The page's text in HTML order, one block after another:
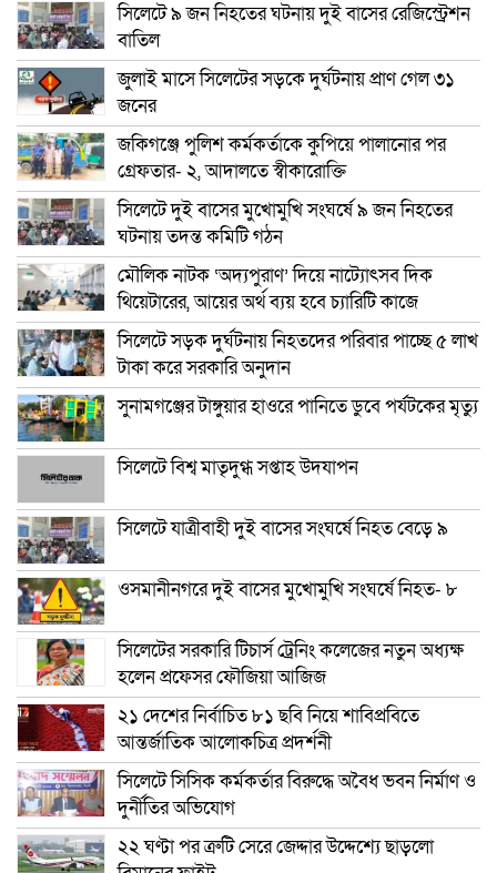
সিলেটে ৯ জন নিহতের ঘটনায় দুই বাসের রেজিস্ট্রেশন
বাতিল
জুলাই মাসে সিলেটের সড়কে দুর্ঘটনায় প্রাণ গেল ৩১
জনের
জকিগঞ্জে পুলিশ কর্মকর্তাকে কুপিয়ে পালানোর পর
গ্রেফতার- ২, আদালতে স্বীকারোক্তি
সিলেটে দুই বাসের মুখোমুখি সংঘর্ষে ৯ জন নিহতের
ঘটনায় তদন্ত কমিটি গঠন
মৌলিক নাটক ‘অদ্যপুরাণ’ দিয়ে নাট্যোৎসব দিক
থিয়েটারের, আয়ের অর্থ ব্যয় হবে চ্যারিটি কাজে
সিলেটে সড়ক দুর্ঘটনায় নিহতদের পরিবার পাচ্ছে ৫ লাখ
টাকা করে সরকারি অনুদান
সুনামগঞ্জের টাঙ্গুয়ার হাওরে পানিতে ডুবে পর্যটকের মৃত্যু
সিলেটে বিশ্ব মাতৃদুগ্ধ সপ্তাহ উদযাপন
সিলেটে যাত্রীবাহী দুই বাসের সংঘর্ষে নিহত বেড়ে ৯
ওসমানীনগরে দুই বাসের মুখোমুখি সংঘর্ষে নিহত- ৮
সিলেটের সরকারি টিচার্স ট্রেনিং কলেজের নতুন অধ্যক্ষ
হলেন প্রফেসর ফৌজিয়া আজিজ
২১ দেশের নির্বাচিত ৮১ ছবি নিয়ে শাবিপ্রবিতে
আন্তর্জাতিক আলোকচিত্র প্রদর্শনী
সিলেটে সিসিক কর্মকর্তার বিরুদ্ধে অবৈধ ভবন নির্মাণ ও
দুর্নীতির অভিযোগ
২২ ঘণ্টা পর ত্রুটি সেরে জেদ্দার উদ্দেশ্যে ছাড়লো